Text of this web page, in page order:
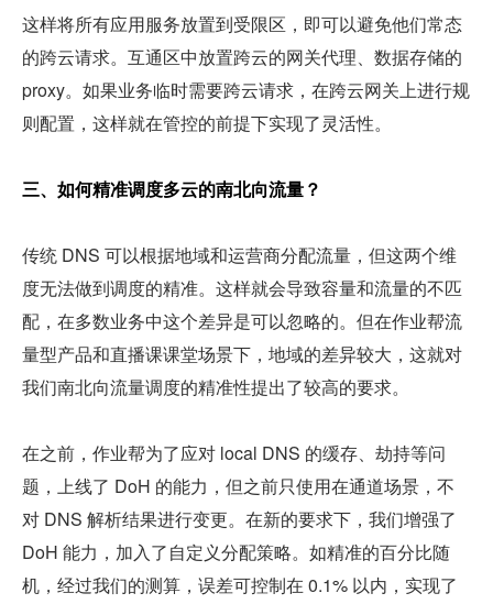
这样将所有应用服务放置到受限区，即可以避免他们常态
的跨云请求。互通区中放置跨云的网关代理、数据存储的
proxy。如果业务临时需要跨云请求，在跨云网关上进行规
则配置，这样就在管控的前提下实现了灵活性。
三、如何精准调度多云的南北向流量？
传统 DNS 可以根据地域和运营商分配流量，但这两个维
度无法做到调度的精准。这样就会导致容量和流量的不匹
配，在多数业务中这个差异是可以忽略的。但在作业帮流
量型产品和直播课课堂场景下，地域的差异较大，这就对
我们南北向流量调度的精准性提出了较高的要求。
在之前，作业帮为了应对 local DNS 的缓存、劫持等问
题，上线了 DoH 的能力，但之前只使用在通道场景，不
对 DNS 解析结果进行变更。在新的要求下，我们增强了
DoH 能力，加入了自定义分配策略。如精准的百分比随
机，经过我们的测算，误差可控制在 0.1% 以内，实现了